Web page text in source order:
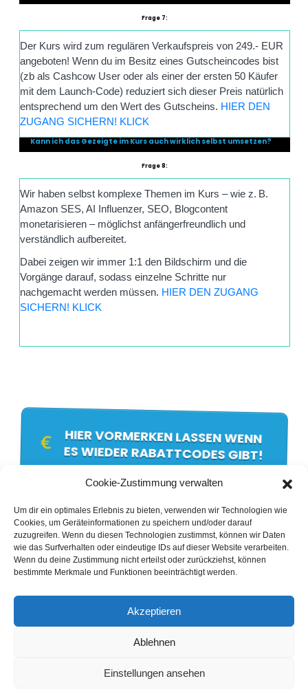
Cookie-Zustimmung verwalten
Um dir ein optimales Erlebnis zu bieten, verwenden wir Technologien wie
Cookies, um Geräteinformationen zu speichern und/oder darauf
zuzugreifen. Wenn du diesen Technologien zustimmst, können wir Daten
wie das Surfverhalten oder eindeutige IDs auf dieser Website verarbeiten.
Wenn du deine Zustimmung nicht erteilst oder zurückziehst, können
bestimmte Merkmale und Funktionen beeinträchtigt werden.
Akzeptieren
Ablehnen
Einstellungen ansehen
Frage 7:
Der Kurs wird zum regulären Verkaufspreis von 249.- EUR
angeboten! Wenn du im Besitz eines Gutscheincodes bist
(zb als Cashcow User oder als einer der ersten 50 Käufer
mit dem Launch-Code) reduziert sich dieser Preis natürlich
entsprechend um den Wert des Gutscheins. HIER DEN
ZUGANG SICHERN! KLICK
Kann ich das Gezeigte im Kurs auch wirklich selbst umsetzen?
Frage 8:
Wir haben selbst komplexe Themen im Kurs – wie z. B.
Amazon SES, AI Influenzer, SEO, Blogcontent
monetarisieren – möglichst anfängerfreundlich und
verständlich aufbereitet.
Dabei zeigen wir immer 1:1 den Bildschirm und die
Vorgänge darauf, sodass einzelne Schritte nur
nachgemacht werden müssen. HIER DEN ZUGANG
SICHERN! KLICK
HIER VORMERKEN LASSEN WENN
ES WIEDER RABATTCODES GIBT!
Copyright © wolfpartner.net 2025
Die Angebote & Inhalte dieser Seite sind nur für
Unternehmen, selbständige Unternehmer:innen oder
Personen, die unsere Inhalte für den Start ihrer
Selbständigkeit im Sinne des § 14 BGB (Deutschland -
gilt jedoch auch für alle anderen Länder) buchen, nicht
(Deutschland - gilt jedoch auch für alle anderen Länder).